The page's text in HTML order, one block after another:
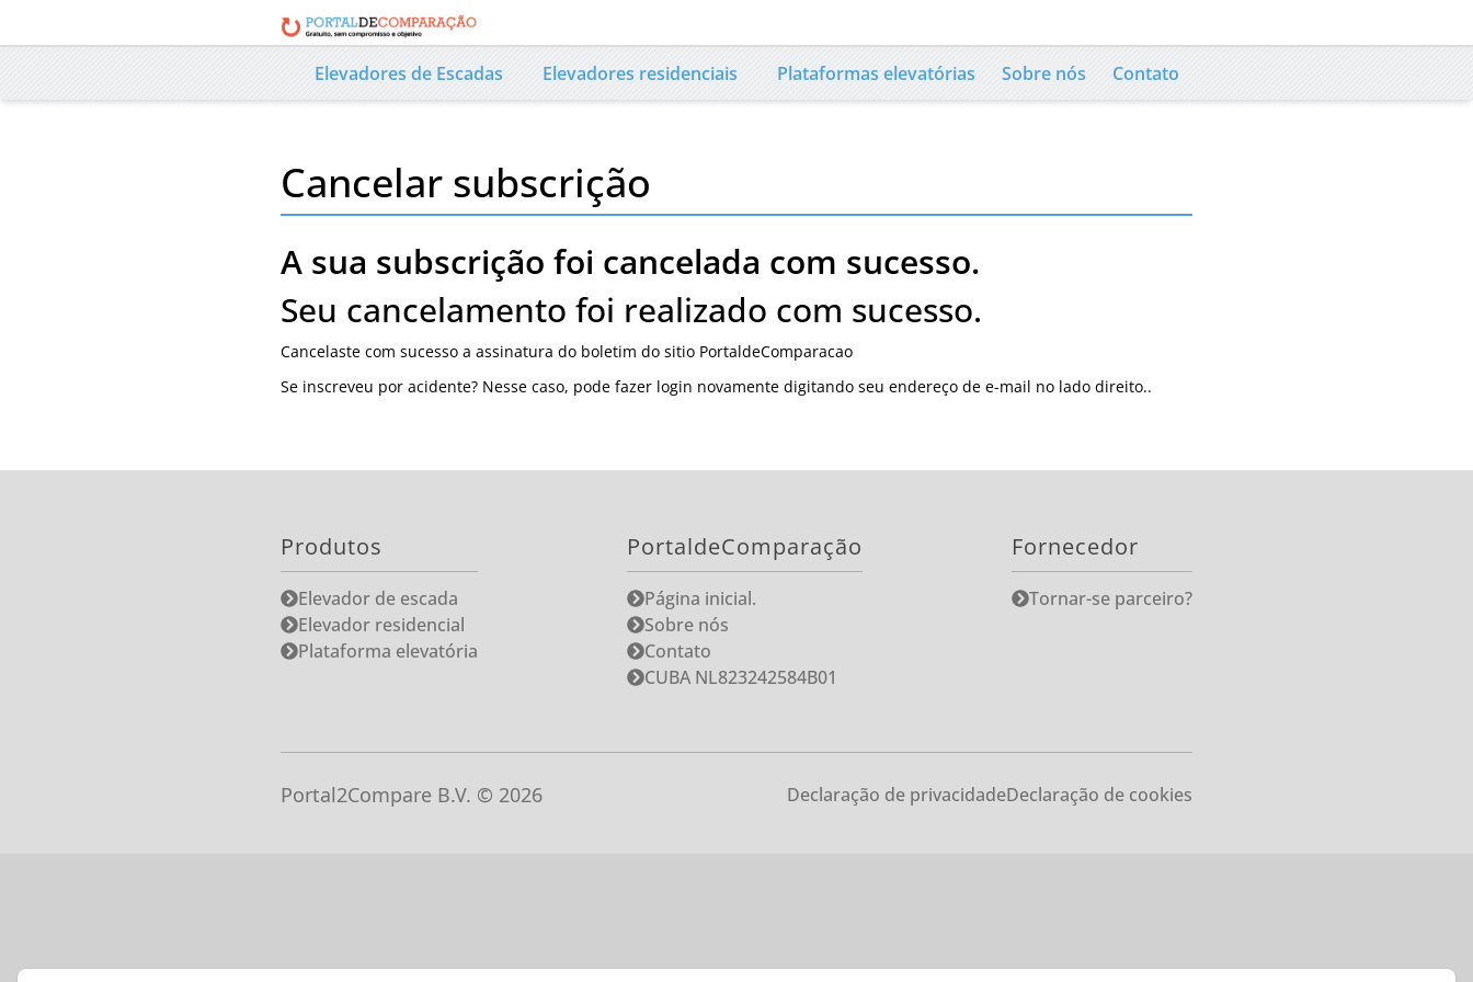
Elevadores de Escadas Elevadores residenciais Plataformas elevatórias Sobre nós Contato
Cancelar subscrição
A sua subscrição foi cancelada com sucesso.
Seu cancelamento foi realizado com sucesso.
Cancelaste com sucesso a assinatura do boletim do sitio PortaldeComparacao
Se inscreveu por acidente? Nesse caso, pode fazer login novamente digitando seu endereço de e-mail no lado direito..
Produtos
Elevador de escada
Elevador residencial
Plataforma elevatória
PortaldeComparação
Página inicial.
Sobre nós
Contato
CUBA NL823242584B01
Fornecedor
Tornar-se parceiro?
Portal2Compare B.V. © 2026 Declaração de privacidadeDeclaração de cookies